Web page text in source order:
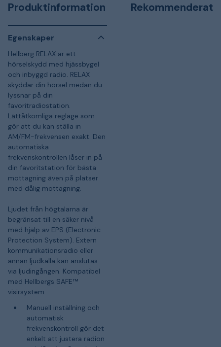
Produktinformation
Egenskaper
Hellberg RELAX är ett
hörselskydd med hjässbygel
och inbyggd radio. RELAX
skyddar din hörsel medan du
lyssnar på din
favoritradiostation.
Lättåtkomliga reglage som
gör att du kan ställa in
AM/FM-frekvensen exakt. Den
automatiska
frekvenskontrollen låser in på
din favoritstation för bästa
mottagning även på platser
med dålig mottagning.
Ljudet från högtalarna är
begränsat till en säker nivå
med hjälp av EPS (Electronic
Protection System). Extern
kommunikationsradio eller
annan ljudkälla kan anslutas
via ljudingången. Kompatibel
med Hellbergs SAFE™
visirsystem.
Manuell inställning och
automatisk
frekvenskontroll gör det
enkelt att justera radion
Rekommenderat